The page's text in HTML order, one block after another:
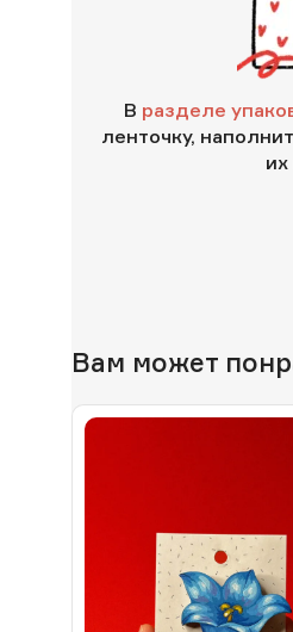
В разделе
ленточку,
их
Вам может